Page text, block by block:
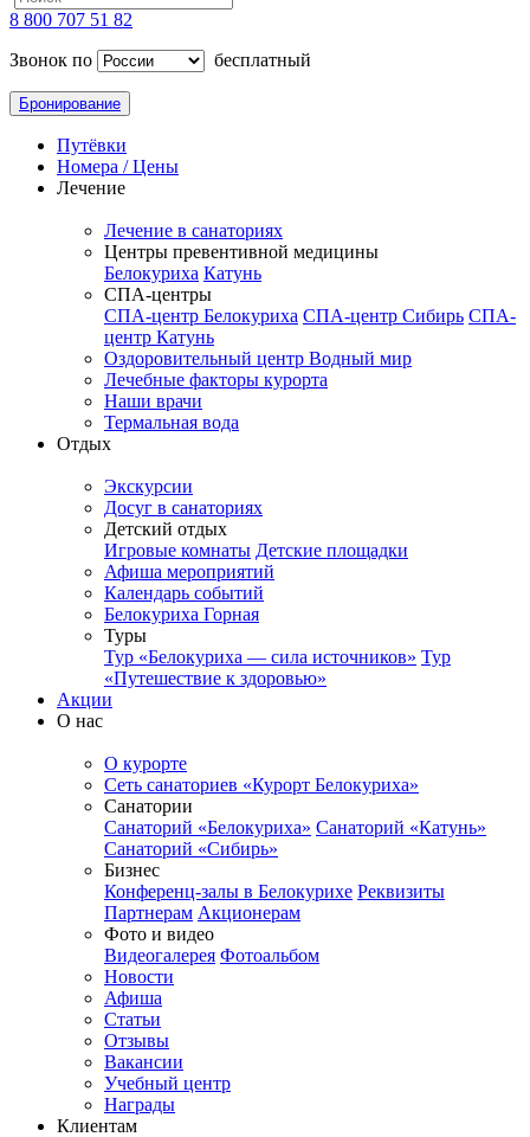
8 800 707 51 82
Звонок по
бесплатный
Бронирование
Путёвки
Номера / Цены
Лечение
Лечение в санаториях
Центры превентивной медицины
Белокуриха Катунь
СПА-центры
СПА-центр Белокуриха СПА-центр Сибирь СПА-
центр Катунь
Оздоровительный центр Водный мир
Лечебные факторы курорта
Наши врачи
Термальная вода
Отдых
Экскурсии
Досуг в санаториях
Детский отдых
Игровые комнаты Детские площадки
Афиша мероприятий
Календарь событий
Белокуриха Горная
Туры
Тур «Белокуриха — сила источников» Тур
«Путешествие к здоровью»
Акции
О нас
О курорте
Сеть санаториев «Курорт Белокуриха»
Санатории
Санаторий «Белокуриха» Санаторий «Катунь»
Санаторий «Сибирь»
Бизнес
Конференц-залы в Белокурихе Реквизиты
Партнерам Акционерам
Фото и видео
Видеогалерея Фотоальбом
Новости
Афиша
Статьи
Отзывы
Вакансии
Учебный центр
Награды
Клиентам